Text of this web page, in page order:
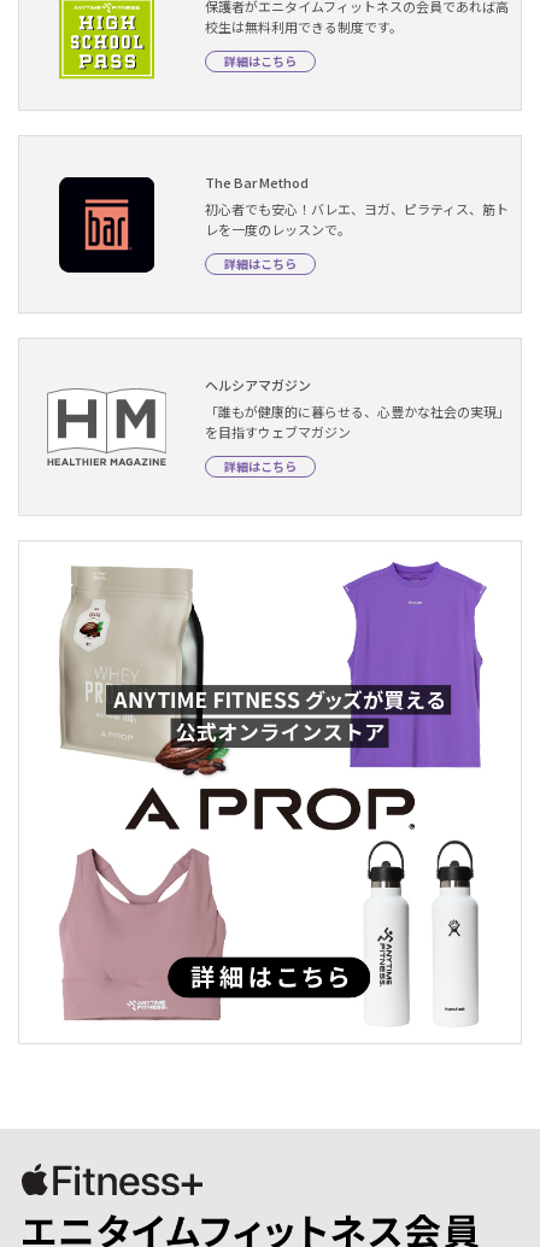
保護者がエニタイムフィットネスの会員であれば高
校生は無料利用できる制度です。
詳細はこちら
The Bar Method
初心者でも安心！バレエ、ヨガ、ピラティス、筋ト
レを一度のレッスンで。
詳細はこちら
ヘルシアマガジン
「誰もが健康的に暮らせる、心豊かな社会の実現」
を目指すウェブマガジン
詳細はこちら